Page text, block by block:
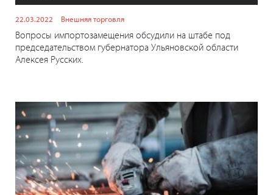
22.03.2022 Внешняя торговля
Вопросы импортозамещения обсудили на штабе под
председательством губернатора Ульяновской области
Алексея Русских.